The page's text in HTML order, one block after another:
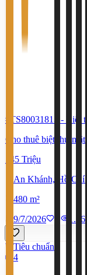
#TS80031813 -
Biệt
Cho thuê biệt thự
145 Triệu
An Khánh, Hồ Chí
480 m²
9/7/2026
1.560
Tiêu chuẩn
4